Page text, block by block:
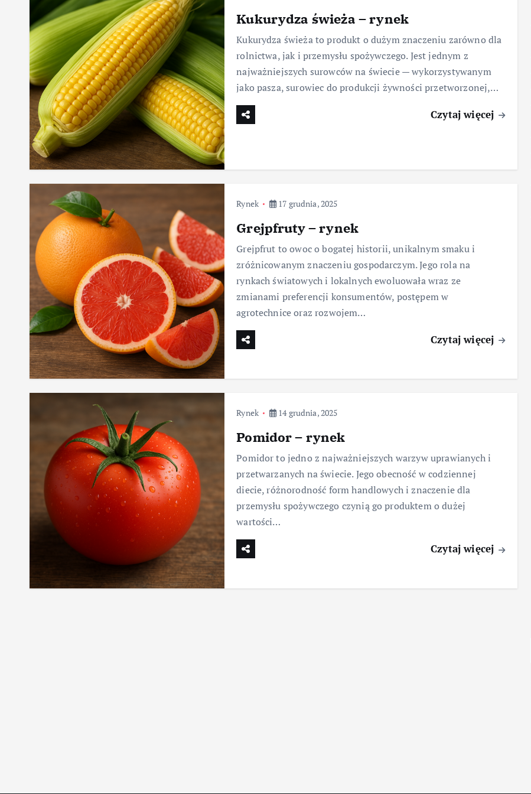
Kukurydza świeża – rynek
Kukurydza świeża to produkt o dużym znaczeniu zarówno dla
rolnictwa, jak i przemysłu spożywczego. Jest jednym z
najważniejszych surowców na świecie — wykorzystywanym
jako pasza, surowiec do produkcji żywności przetworzonej,…
Czytaj więcej
Rynek 17 grudnia, 2025
Grejpfruty – rynek
Grejpfrut to owoc o bogatej historii, unikalnym smaku i
zróżnicowanym znaczeniu gospodarczym. Jego rola na
rynkach światowych i lokalnych ewoluowała wraz ze
zmianami preferencji konsumentów, postępem w
agrotechnice oraz rozwojem…
Czytaj więcej
Rynek 14 grudnia, 2025
Pomidor – rynek
Pomidor to jedno z najważniejszych warzyw uprawianych i
przetwarzanych na świecie. Jego obecność w codziennej
diecie, różnorodność form handlowych i znaczenie dla
przemysłu spożywczego czynią go produktem o dużej
wartości…
Czytaj więcej